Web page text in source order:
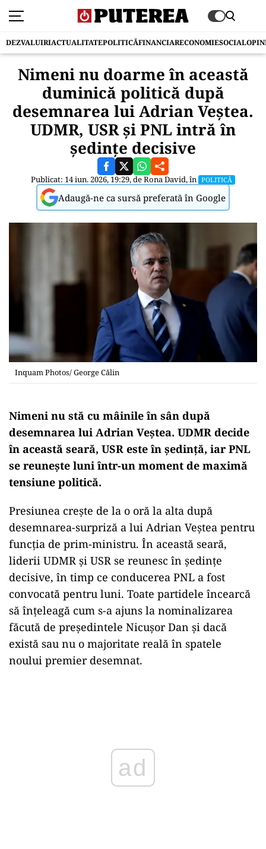
DEZVALUIRIACTUALITATEPOLITICĂFINANCIARECONOMIESOCIAL
Nimeni nu doarme în această
duminică politică după
desemnarea lui Adrian Veștea.
UDMR, USR și PNL intră în
ședințe decisive
Publicat: 14 iun. 2026, 19:29, deRona David, în POLITICĂ
Adaugă-ne ca sursă preferată în Google
Inquam Photos/ George Călin
Nimeni nu stă cu mâinile în sân după
desemnarea lui Adrian Veștea. UDMR decide
în această seară, USR este în ședință, iar PNL
se reunește luni într-un moment de maximă
tensiune politică.
Presiunea crește de la o oră la alta după
desemnarea-surpriză a lui Adrian Veștea pentru
funcția de prim-ministru. În această seară,
liderii UDMR și USR se reunesc în ședințe
decisive, în timp ce conducerea PNL a fost
convocată pentru luni. Toate partidele încearcă
să înțeleagă cum s-a ajuns la nominalizarea
făcută de președintele Nicușor Dan și dacă
există sau nu o majoritate reală în spatele
noului premier desemnat.